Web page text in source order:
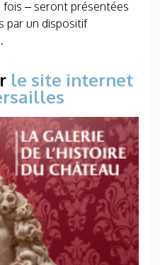
– seront présentées
par un dispositif
le site internet